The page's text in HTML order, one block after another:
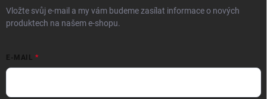
Vložte svůj e-mail a my vám budeme zasílat informace o nových
produktech na našem e-shopu.
E-MAIL